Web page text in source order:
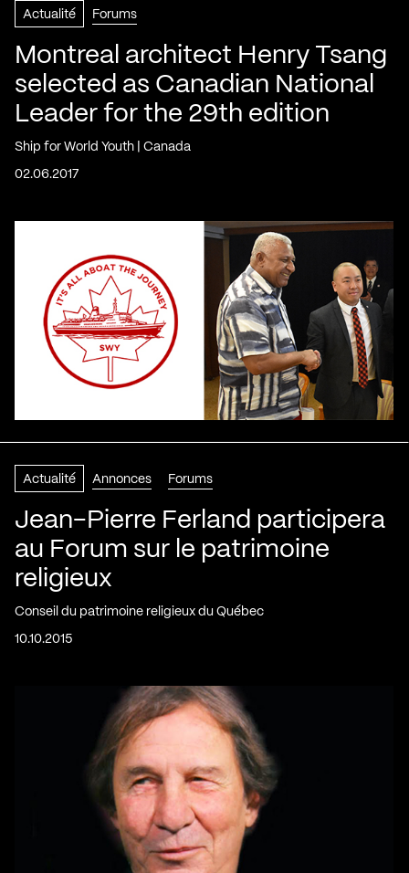
Actualité Forums
Montreal architect Henry Tsang
selected as Canadian National
Leader for the 29th edition
Ship for World Youth | Canada
02.06.2017
Actualité Annonces Forums
Jean-Pierre Ferland participera
au Forum sur le patrimoine
religieux
Conseil du patrimoine religieux du Québec
10.10.2015